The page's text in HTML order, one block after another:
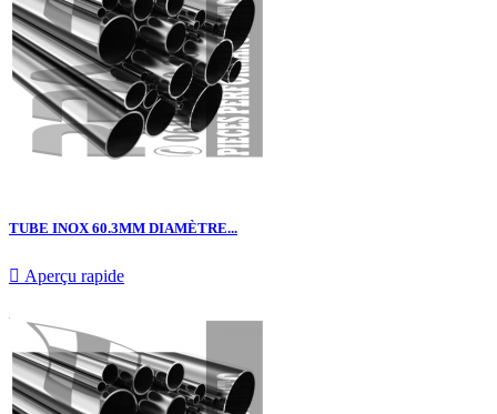
TUBE INOX 60.3MM DIAMÈTRE...
 Aperçu rapide